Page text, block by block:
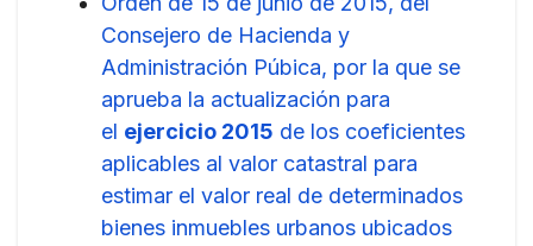
Consejero de Hacienda y
Administración Púbica, por la que se
aprueba la actualización para
el ejercicio 2015 de los coeficientes
aplicables al valor catastral para
estimar el valor real de determinados
bienes inmuebles urbanos ubicados